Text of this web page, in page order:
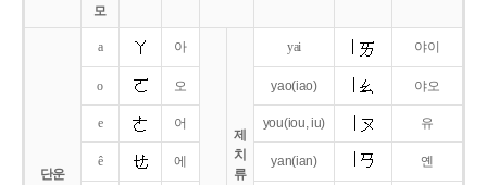
모
단운
a 아
제
치
류
yai 야이
o 오 yao(iao) 야오
e 어 you(iou,iu) 유
ê 에 yan(ian) 옌